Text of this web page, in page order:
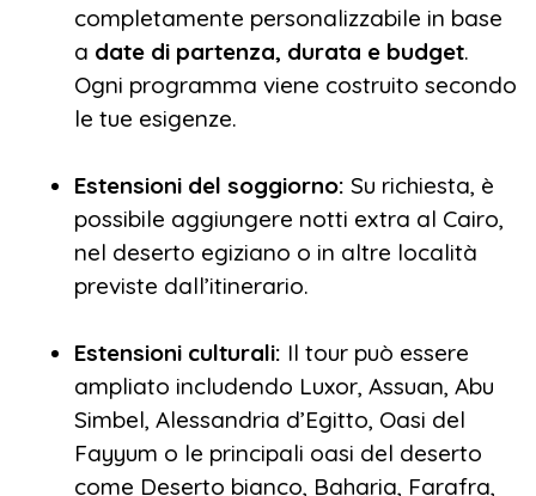
completamente personalizzabile in base
a date di partenza, durata e budget.
Ogni programma viene costruito secondo
le tue esigenze.
Estensioni del soggiorno: Su richiesta, è
possibile aggiungere notti extra al Cairo,
nel deserto egiziano o in altre località
previste dall’itinerario.
Estensioni culturali: Il tour può essere
ampliato includendo Luxor, Assuan, Abu
Simbel, Alessandria d’Egitto, Oasi del
Fayyum o le principali oasi del deserto
come Deserto bianco, Baharia, Farafra,